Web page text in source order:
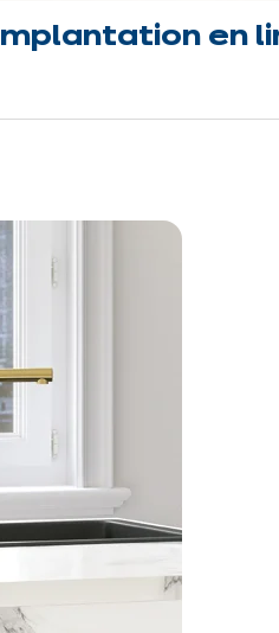
Implantation en